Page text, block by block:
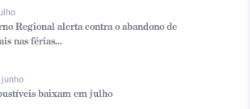
Regional alerta contra o abandono de
nas férias...
baixam em julho